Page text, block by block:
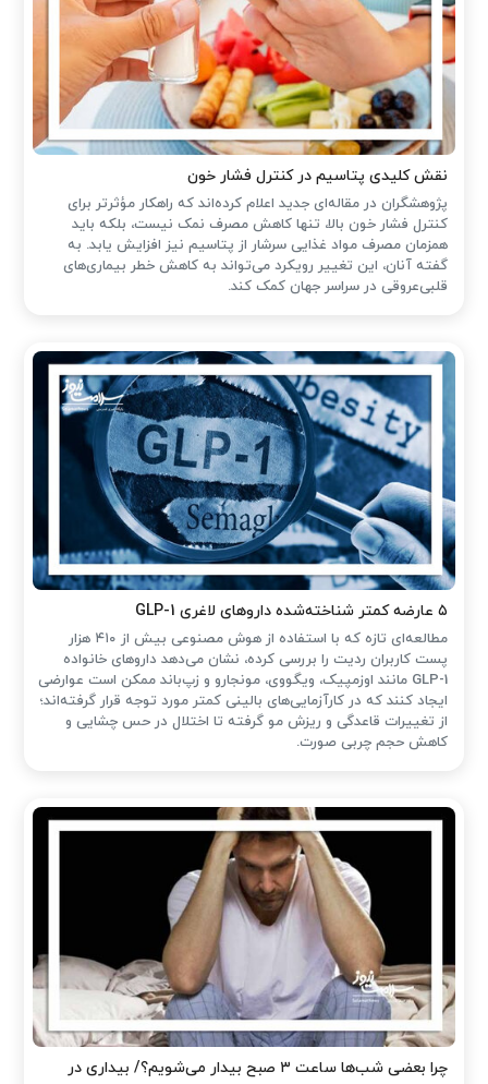
نقش کلیدی پتاسیم در کنترل فشار خون
پژوهشگران در مقاله‌ای جدید اعلام کرده‌اند که راهکار مؤثرتر برای
کنترل فشار خون بالا، تنها کاهش مصرف نمک نیست، بلکه باید
همزمان مصرف مواد غذایی سرشار از پتاسیم نیز افزایش یابد. به
گفته آنان، این تغییر رویکرد می‌تواند به کاهش خطر بیماری‌های
قلبی‌عروقی در سراسر جهان کمک کند.
۵ عارضه کمتر شناخته‌شده داروهای لاغری GLP-1
مطالعه‌ای تازه که با استفاده از هوش مصنوعی بیش از ۴۱۰ هزار
پست کاربران ردیت را بررسی کرده، نشان می‌دهد داروهای خانواده
GLP-1 مانند اوزمپیک، ویگووی، مونجارو و زپ‌باند ممکن است عوارضی
ایجاد کنند که در کارآزمایی‌های بالینی کمتر مورد توجه قرار گرفته‌اند؛
از تغییرات قاعدگی و ریزش مو گرفته تا اختلال در حس چشایی و
کاهش حجم چربی صورت.
چرا بعضی شب‌ها ساعت ۳ صبح بیدار می‌شویم؟/ بیداری در